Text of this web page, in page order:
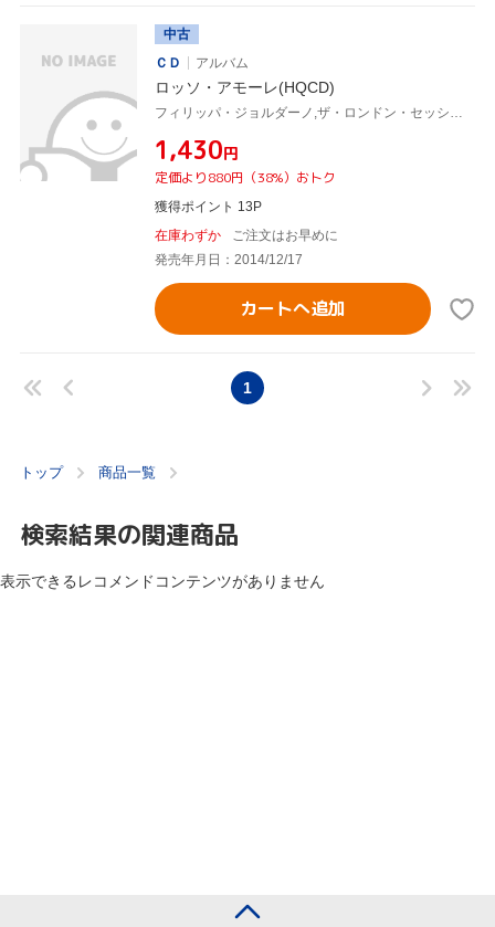
中古
ＣＤ
アルバム
ロッソ・アモーレ(HQCD)
フィリッパ・ジョルダーノ,ザ・ロンドン・セッション・オーケストラ,チェコ・ナショナル交響楽団,Orchestra Sinfonica Del Ⅲ Millennio
¥1,430円
定価より880円（38%）おトク
獲得ポイント 13P
在庫わずか
ご注文はお早めに
発売年月日：2014/12/17
カートへ追加
1
トップ 商品一覧
検索結果の関連商品
表示できるレコメンドコンテンツがありません